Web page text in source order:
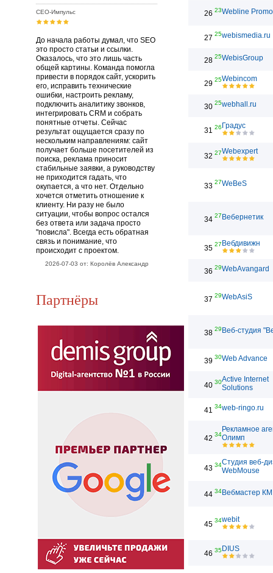
СЕО-Импульс
До начала работы думал, что SEO
это просто статьи и ссылки.
Оказалось, что это лишь часть
общей картины. Команда помогла
привести в порядок сайт, ускорить
его, исправить технические
ошибки, настроить рекламу,
подключить аналитику звонков,
интегрировать CRM и собрать
понятные отчеты. Сейчас
результат ощущается сразу по
нескольким направлениям: сайт
получает больше посетителей из
поиска, реклама приносит
стабильные заявки, а руководству
не приходится гадать, что
окупается, а что нет. Отдельно
хочется отметить отношение к
клиенту. Ни разу не было
ситуации, чтобы вопрос остался
без ответа или задача просто
"повисла". Всегда есть обратная
связь и понимание, что
происходит с проектом.
2026-07-03 от: Королёв Александр
Партнёры
26 23Webline
27 25webismedia.ru
28 25WebisGroup
29 25Webincom
30 25webhall.ru
31 26 Градус
32 27Webexpert
33 27WeBeS
34 27 Вебернетик
35 27 Вебдивижн
36 29WebAvangard
37 29WebAsiS
38 29 Веб-студия
39 30Web Advance
40 30Active Internet
Solutions
41 34web-ringo.ru
42 34
Рекламное
Олимп
43 34Студия веб-
WebMouse
44 34Вебмастер
45 34webit
46 35DIUS